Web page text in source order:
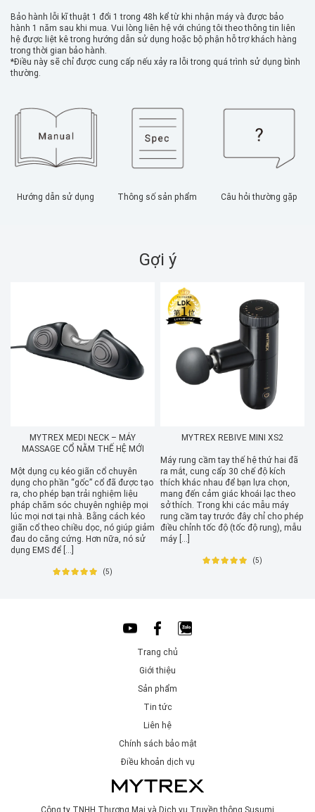
Bảo hành lỗi kĩ thuật 1 đổi 1 trong 48h kể từ khi nhận máy và được bảo
hành 1 năm sau khi mua. Vui lòng liên hệ với chúng tôi theo thông tin liên
hệ được liệt kê trong hướng dẫn sử dụng hoặc bộ phận hỗ trợ khách hàng
trong thời gian bảo hành.
*Điều này sẽ chỉ được cung cấp nếu xảy ra lỗi trong quá trình sử dụng bình
thường.
Hướng dẫn sử dụng Thông số sản phẩm Câu hỏi thường gặp
Gợi ý
MYTREX MEDI NECK – MÁY
MASSAGE CỔ NẰM THẾ HỆ MỚI
Một dụng cụ kéo giãn cổ chuyên
dụng cho phần “gốc” cổ đã được tạo
ra, cho phép bạn trải nghiệm liệu
pháp chăm sóc chuyên nghiệp mọi
lúc mọi nơi tại nhà. Bằng cách kéo
giãn cổ theo chiều dọc, nó giúp giảm
đau do căng cứng. Hơn nữa, nó sử
dụng EMS để […]
(5)
MYTREX REBIVE MINI XS2
Máy rung cầm tay thế hệ thứ hai đã
ra mắt, cung cấp 30 chế độ kích
thích khác nhau để bạn lựa chọn,
mang đến cảm giác khoái lạc theo
sở thích. Trong khi các mẫu máy
rung cầm tay trước đây chỉ cho phép
điều chỉnh tốc độ (tốc độ rung), mẫu
máy […]
(5)
Trang chủ
Giới thiệu
Sản phẩm
Tin tức
Liên hệ
Chính sách bảo mật
Điều khoản dịch vụ
Công ty TNHH Thương Mại và Dịch vụ Truyền thông Susumi